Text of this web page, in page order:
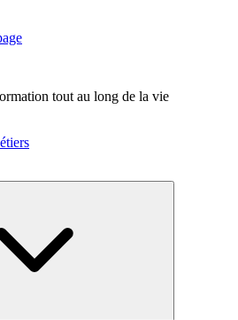
tout au long de la vie